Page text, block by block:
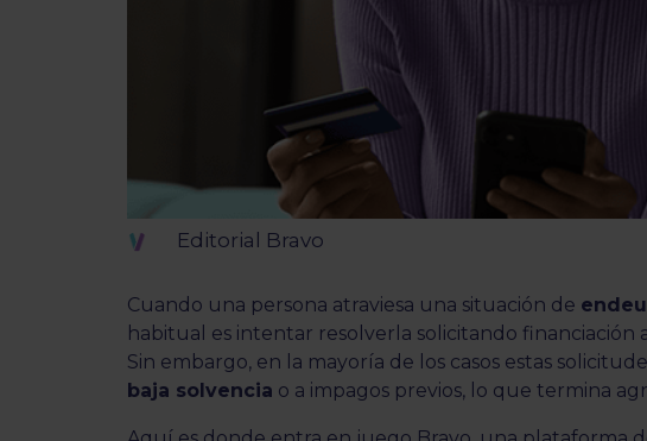
Editorial Bravo
Cuando una persona atraviesa una situación de
habitual es intentar resolverla solicitando financiación
Sin embargo, en la mayoría de los casos estas
baja solvencia o a impagos previos, lo que termina